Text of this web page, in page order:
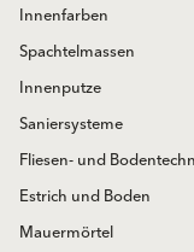
Innenfarben
Spachtelmassen
Innenputze
Saniersysteme
Fliesen- und
Estrich und Boden
Mauermörtel